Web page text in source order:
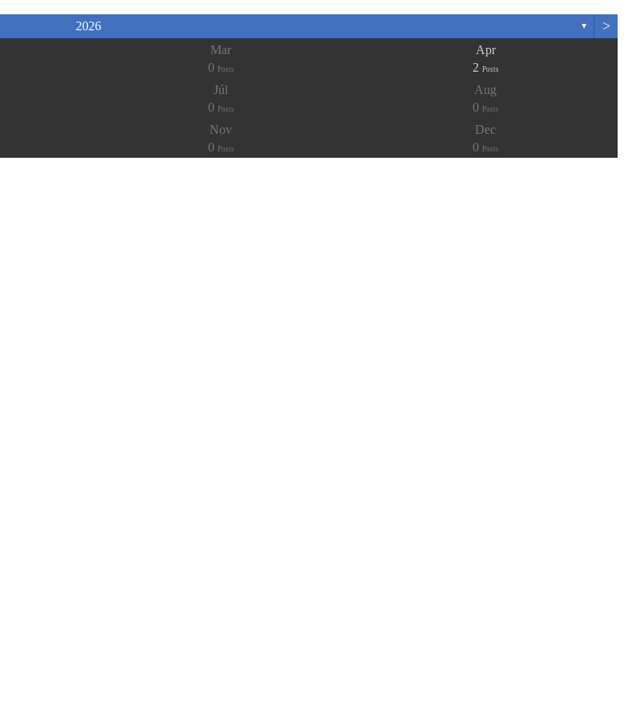
2026 ▼ >
Mar
0
Posts
Apr
2 Posts
Júl
0
Posts
Aug
0
Posts
Nov
0
Posts
Dec
0
Posts